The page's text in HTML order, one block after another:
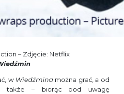
– Zdjęcie: Netflix
w Wiedźmina można grać, a od
także – biorąc pod uwagę